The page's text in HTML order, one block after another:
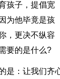
孩子，提倡宽
为他毕竟是孩
，更决不纵容
要的是什么?
是：让我们齐